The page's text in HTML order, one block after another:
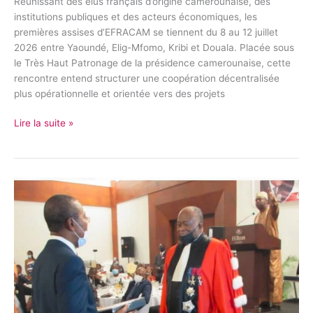
institutions publiques et des acteurs économiques, les
premières assises d’EFRACAM se tiennent du 8 au 12 juillet
2026 entre Yaoundé, Elig-Mfomo, Kribi et Douala. Placée sous
le Très Haut Patronage de la présidence camerounaise, cette
rencontre entend structurer une coopération décentralisée
plus opérationnelle et orientée vers des projets
Lire la suite »
Professeur
Joseph
Owona
webinaire
international
pour
interroger